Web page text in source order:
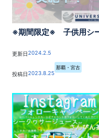
更新日2024.2.5
投稿日2023.8.25
那覇・宮古